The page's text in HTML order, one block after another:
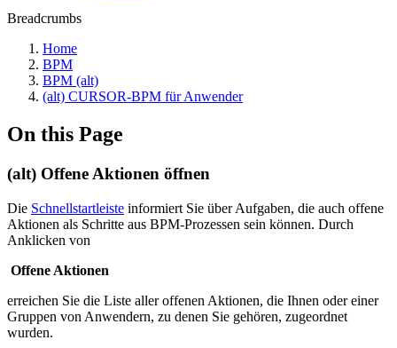
Breadcrumbs
Home
BPM
BPM (alt)
(alt) CURSOR-BPM für Anwender
On this Page
(alt) Offene Aktionen öffnen
Die Schnellstartleiste informiert Sie über Aufgaben, die auch offene
Aktionen als Schritte aus BPM-Prozessen sein können. Durch
Anklicken von
Offene Aktionen
erreichen Sie die Liste aller offenen Aktionen, die Ihnen oder einer
Gruppen von Anwendern, zu denen Sie gehören, zugeordnet
wurden.